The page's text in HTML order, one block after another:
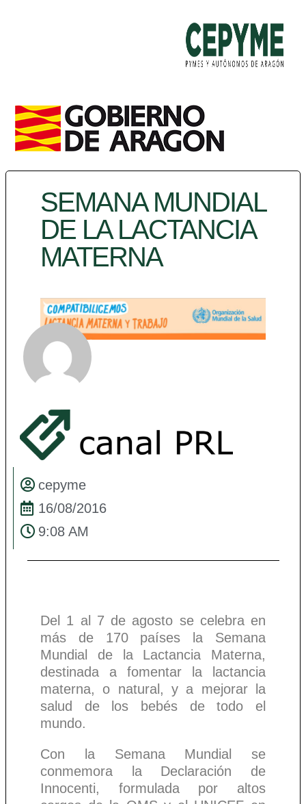
SEMANA MUNDIAL
DE LA LACTANCIA
MATERNA
cepyme
16/08/2016
9:08 AM
Del 1 al 7 de agosto se celebra en
más de 170 países la Semana
Mundial de la Lactancia Materna,
destinada a fomentar la lactancia
materna, o natural, y a mejorar la
salud de los bebés de todo el
mundo.
Con la Semana Mundial se
conmemora la Declaración de
Innocenti, formulada por altos